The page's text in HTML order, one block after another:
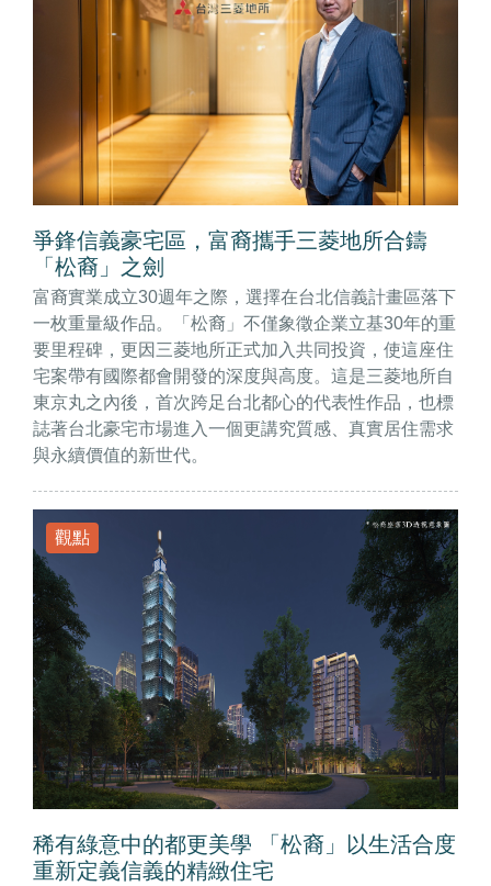
爭鋒信義豪宅區，富裔攜手三菱地所合鑄
「松裔」之劍
富裔實業成立30週年之際，選擇在台北信義計畫區落下
一枚重量級作品。「松裔」不僅象徵企業立基30年的重
要里程碑，更因三菱地所正式加入共同投資，使這座住
宅案帶有國際都會開發的深度與高度。這是三菱地所自
東京丸之內後，首次跨足台北都心的代表性作品，也標
誌著台北豪宅市場進入一個更講究質感、真實居住需求
與永續價值的新世代。
觀點
稀有綠意中的都更美學 「松裔」以生活合度
重新定義信義的精緻住宅